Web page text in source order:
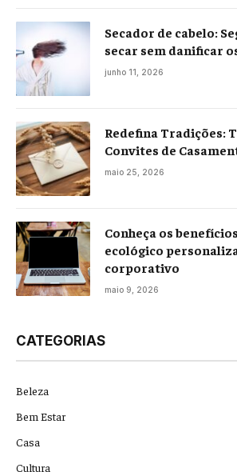
Secador de cabelo:
secar sem danificar
junho 11, 2026
Redefina Tradições:
Convites de
maio 25, 2026
Conheça os
ecológico
corporativo
maio 9, 2026
CATEGORIAS
Beleza
Bem Estar
Casa
Cultura